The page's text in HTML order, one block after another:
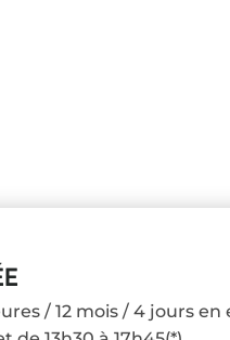
/ 12 mois / 4 jours en